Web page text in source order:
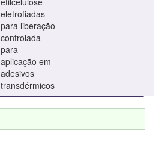
eletrofiadas
para liberação
controlada
para
aplicação em
adesivos
transdérmicos